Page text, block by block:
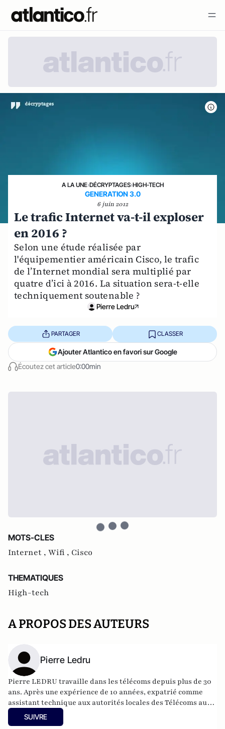
A LA UNE›DÉCRYPTAGES›HIGH-TECH
GENERATION 3.0
6 juin 2012
Le trafic Internet va-t-il exploser
en 2016 ?
Selon une étude réalisée par
l'équipementier américain Cisco, le trafic
de l’Internet mondial sera multiplié par
quatre d’ici à 2016. La situation sera-t-elle
techniquement soutenable ?
Pierre Ledru
Écoutez cet article0:00min
PARTAGER CLASSER
Ajouter Atlantico en favori sur Google
MOTS-CLES
Internet , Wifi , Cisco
THEMATIQUES
High-tech
A PROPOS DES AUTEURS
Pierre Ledru
Pierre LEDRU travaille dans les télécoms depuis plus de 30
ans. Après une expérience de 10 années, expatrié comme
assistant technique aux autorités locales des Télécoms au
Yémen, il devient formateur puis formateur-développeur à
l’institut de formation Alcatel-Lucent. Il possède une
SUIVRE